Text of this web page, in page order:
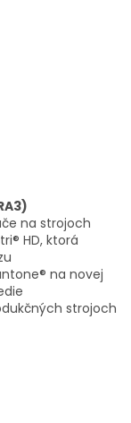
na strojoch
HD, ktorá
na novej
strojoch